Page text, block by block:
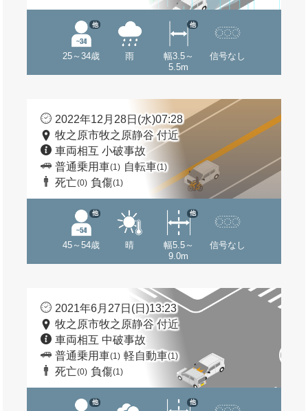
25～34歳
他
雨
幅3.5～
5.5m
他
信号なし
2022年12月28日(水)07:28
牧之原市牧之原静谷 付近
車両相互 小破事故
普通乗用車(1) 自転車(1)
死亡(0) 負傷(1)
45～54歳
他
晴
幅5.5～
9.0m
他
信号なし
2021年6月27日(日)13:23
牧之原市牧之原静谷 付近
車両相互 中破事故
普通乗用車(1) 軽自動車(1)
死亡(0) 負傷(1)
他 他